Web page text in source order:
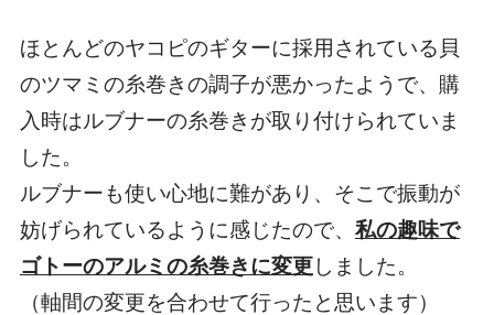
ほとんどのヤコピのギターに採用されている貝
のツマミの糸巻きの調子が悪かったようで、購
入時はルブナーの糸巻きが取り付けられていま
した。
ルブナーも使い心地に難があり、そこで振動が
妨げられているように感じたので、 私の趣味で
ゴトーのアルミの糸巻きに変更しました。
（軸間の変更を合わせて行ったと思います）